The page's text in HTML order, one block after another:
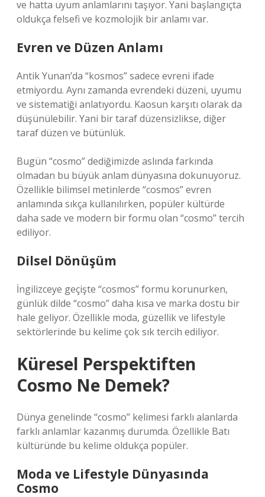
ve hatta uyum anlamlarını taşıyor. Yani başlangıçta
oldukça felsefi ve kozmolojik bir anlamı var.
Evren ve Düzen Anlamı
Antik Yunan’da “kosmos” sadece evreni ifade
etmiyordu. Aynı zamanda evrendeki düzeni, uyumu
ve sistematiği anlatıyordu. Kaosun karşıtı olarak da
düşünülebilir. Yani bir taraf düzensizlikse, diğer
taraf düzen ve bütünlük.
Bugün “cosmo” dediğimizde aslında farkında
olmadan bu büyük anlam dünyasına dokunuyoruz.
Özellikle bilimsel metinlerde “cosmos” evren
anlamında sıkça kullanılırken, popüler kültürde
daha sade ve modern bir formu olan “cosmo” tercih
ediliyor.
Dilsel Dönüşüm
İngilizceye geçişte “cosmos” formu korunurken,
günlük dilde “cosmo” daha kısa ve marka dostu bir
hale geliyor. Özellikle moda, güzellik ve lifestyle
sektörlerinde bu kelime çok sık tercih ediliyor.
Küresel Perspektiften
Cosmo Ne Demek?
Dünya genelinde “cosmo” kelimesi farklı alanlarda
farklı anlamlar kazanmış durumda. Özellikle Batı
kültüründe bu kelime oldukça popüler.
Moda ve Lifestyle Dünyasında
Cosmo